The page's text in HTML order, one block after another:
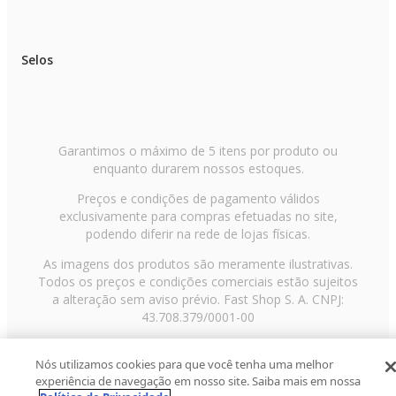
IMPORTANTE
:: As imagens dos produtos são meramente ilustrativas e podem apresentar
pequenas variações de cor ou acabamento, conforme iluminação, resolução
:: Objetos de decoração e itens adicionais exibidos nas fotos não
acompanham o produto.
:: Todas as informações técnicas e características dos produtos são de
responsabilidade da marca ELG, podendo sofrer alterações sem aviso
prévio.
:: Os pedidos são sempre enviados de forma completa. Caso haja produtos
com prazos de postagem diferentes, será considerado o maior prazo para
envio do pedido.
:: Valores e condições podem ser alterados sem aviso prévio e são válidos
mau uso, instalação incorreta ou manuseio inadequado.
Selos
Garantimos o máximo de 5 itens por produto ou
enquanto durarem nossos estoques.
Preços e condições de pagamento válidos
exclusivamente para compras efetuadas no site,
podendo diferir na rede de lojas físicas.
As imagens dos produtos são meramente ilustrativas.
Todos os preços e condições comerciais estão sujeitos
a alteração sem aviso prévio. Fast Shop S. A. CNPJ:
43.708.379/0001-00
Paulo/SP, CEP 02029-001, Telefone: 11 3003-3728 ©
2013 Fast Shop - Todos os direitos reservadosRF
Nós utilizamos cookies para que você tenha uma melhor
experiência de navegação em nosso site. Saiba mais em nossa